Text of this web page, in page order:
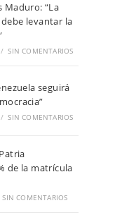
Maduro: “La
levantar la
/ SIN COMENTARIOS
seguirá
/ SIN COMENTARIOS
de la matrícula
SIN COMENTARIOS